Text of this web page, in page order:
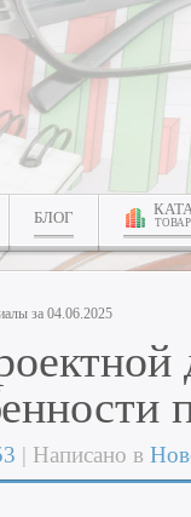
БЛОГ
за 04.06.2025
| Написано в